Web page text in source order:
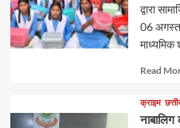
द्वारा
06 अगस्त
माध्यमिक
Read
क्राइम